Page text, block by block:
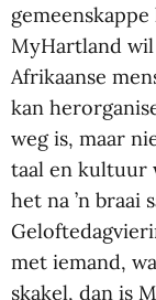
MyHartland
Afrikaanse
kan
weg is, maar
taal en kultuur
het na ’n braai
met iemand,
skakel, dan is